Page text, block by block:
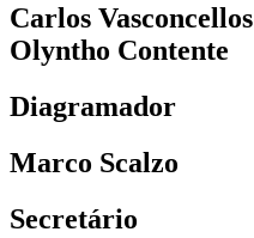
Carlos Vasconcellos
Olyntho Contente
Diagramador
Marco Scalzo
Secretário